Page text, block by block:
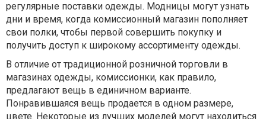
регулярные поставки одежды. Модницы могут узнать
дни и время, когда комиссионный магазин пополняет
свои полки, чтобы первой совершить покупку и
получить доступ к широкому ассортименту одежды.
В отличие от традиционной розничной торговли в
магазинах одежды, комиссионки, как правило,
предлагают вещь в единичном варианте.
Понравившаяся вещь продается в одном размере,
цвете. Некоторые из лучших моделей могут находиться